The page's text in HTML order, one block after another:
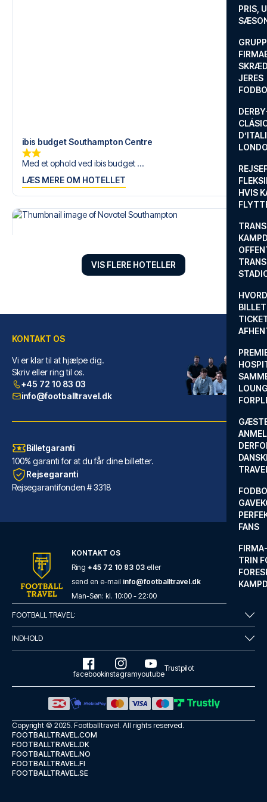
PRIS,
JERES
HVIS
FANS
TRIN
ibis budget Southampton Centre
Med et ophold ved ibis budget ...
LÆS MERE OM HOTELLET
Novotel Southampton
Med et ophold ved Novotel Sout...
Holiday Inn Express Southampton - West by IHG
Med et ophold ved Holiday Inn ...
LÆS MERE OM HOTELLET
VIS FLERE HOTELLER
KONTAKT OS
Vi er klar til at hjælpe dig.
Skriv eller ring til os.
+45 72 10 83 03
info@footballtravel.dk
Billetgaranti
100% garanti for at du får dine billetter.
Rejsegaranti
Rejsegarantifonden # 3318
KONTAKT OS
Ring +45 72 10 83 03 eller
send en e-mail info@footballtravel.dk
Man-Søn: kl. 10:00 - 22:00
FOOTBALL TRAVEL:
INDHOLD
facebookinstagramyoutube
Trustpilot
Copyright © 2025. Footballtravel. All rights reserved.
FOOTBALLTRAVEL.COM
FOOTBALLTRAVEL.DK
FOOTBALLTRAVEL.NO
FOOTBALLTRAVEL.FI
FOOTBALLTRAVEL.SE